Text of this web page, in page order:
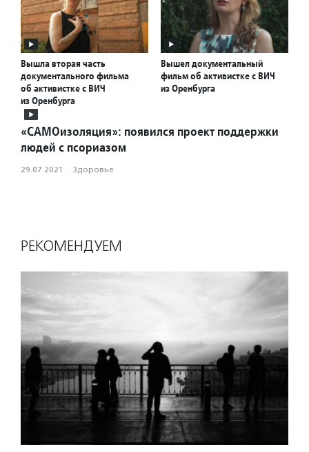
Вышла вторая часть
документального фильма
об активистке с ВИЧ
из Оренбурга
Вышел документальный
фильм об активистке с ВИЧ
из Оренбурга
«САМОизоляция»: появился проект поддержки
людей с псориазом
29.07.2021 · Здоровье
РЕКОМЕНДУЕМ